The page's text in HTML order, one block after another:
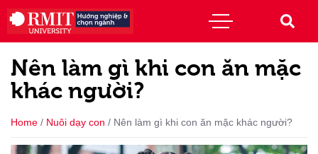
Nên làm gì khi con ăn mặc
khác người?
Home / Nuôi dạy con / Nên làm gì khi con ăn mặc khác người?